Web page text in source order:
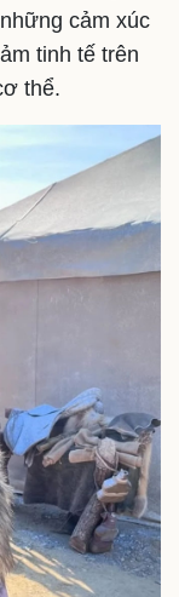
cảm xúc
tinh tế trên
thể.